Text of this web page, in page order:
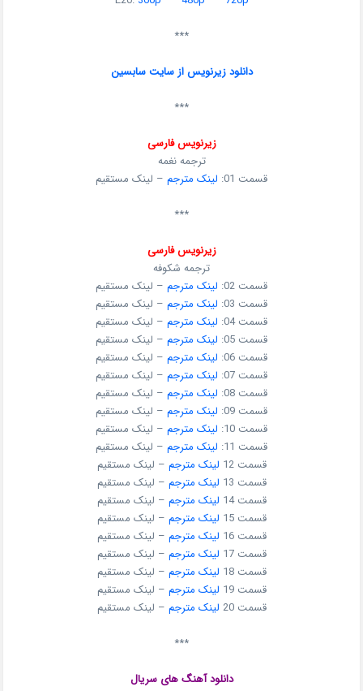
***
دانلود زیرنویس از سایت سابسین
***
زیرنویس فارسی
ترجمه نغمه
قسمت 01:
لینک مترجم – لینک مستقیم
***
زیرنویس فارسی
ترجمه شکوفه
قسمت 02:
لینک مترجم – لینک مستقیم
قسمت 03:
لینک مترجم – لینک مستقیم
قسمت 04:
لینک مترجم – لینک مستقیم
قسمت 05:
لینک مترجم – لینک مستقیم
قسمت 06:
لینک مترجم – لینک مستقیم
قسمت 07:
لینک مترجم – لینک مستقیم
قسمت 08:
لینک مترجم – لینک مستقیم
قسمت 09:
لینک مترجم – لینک مستقیم
قسمت 10:
لینک مترجم – لینک مستقیم
قسمت 11:
لینک مترجم – لینک مستقیم
قسمت 12
لینک مترجم – لینک مستقیم
قسمت 13
لینک مترجم – لینک مستقیم
قسمت 14
لینک مترجم – لینک مستقیم
قسمت 15
لینک مترجم – لینک مستقیم
قسمت 16
لینک مترجم – لینک مستقیم
قسمت 17
لینک مترجم – لینک مستقیم
قسمت 18
لینک مترجم – لینک مستقیم
قسمت 19
لینک مترجم – لینک مستقیم
قسمت 20
لینک مترجم – لینک مستقیم
***
دانلود آهنگ های سریال